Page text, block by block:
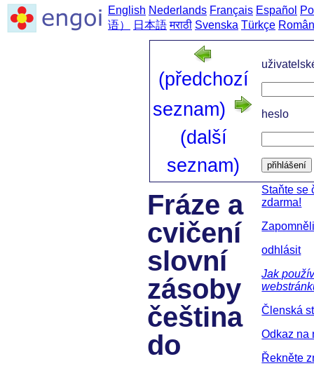
English Nederlands Français Español
语）
日本語 मराठी Svenska Türkçe
heslo
přihlášení
Staňte se
zdarma!
odhlásit
Jak
Členská
Odkaz na
Řekněte
(předchozí
seznam)
(další
seznam)
Fráze a
cvičení
slovní
zásoby
čeština
do